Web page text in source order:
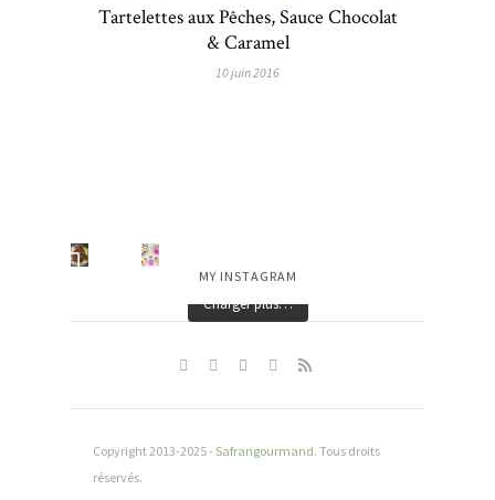
Tartelettes aux Pêches, Sauce Chocolat
& Caramel
10 juin 2016
MY INSTAGRAM
Charger plus…
Copyright 2013-2025 - Safrangourmand. Tous droits
réservés.